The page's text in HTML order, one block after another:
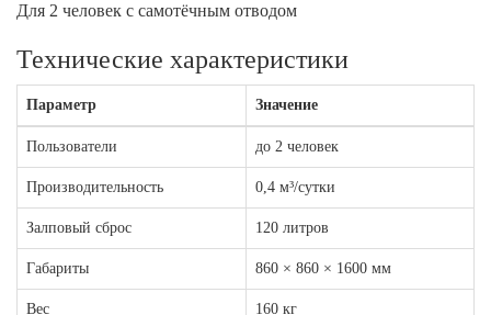
Для 2 человек с самотёчным отводом
Технические характеристики
Параметр Значение
Пользователи до 2 человек
Производительность 0,4 м³/сутки
Залповый сброс 120 литров
Габариты 860 × 860 × 1600 мм
Вес 160 кг